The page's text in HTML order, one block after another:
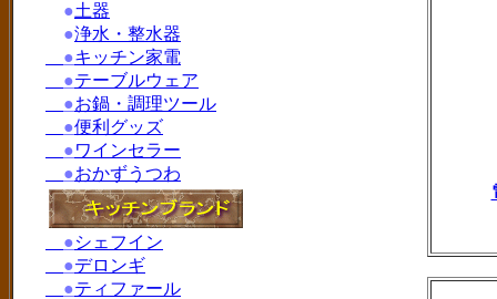
●土器
●浄水・整水器
●キッチン家電
●テーブルウェア
●お鍋・調理ツール
●便利グッズ
●ワインセラー
●おかずうつわ
●シェフイン
●デロンギ
●ティファール